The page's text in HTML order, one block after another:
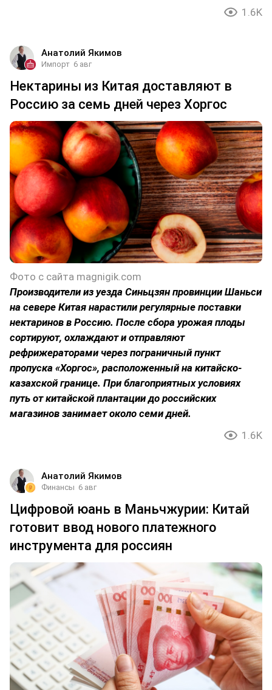
1.6K
Анатолий Якимов
Импорт 6 авг
Нектарины из Китая доставляют в
Россию за семь дней через Хоргос
Фото с сайта magnigik.com
Производители из уезда Синьцзян провинции Шаньси
на севере Китая нарастили регулярные поставки
нектаринов в Россию. После сбора урожая плоды
сортируют, охлаждают и отправляют
рефрижераторами через пограничный пункт
пропуска «Хоргос», расположенный на китайско-
казахской границе. При благоприятных условиях
путь от китайской плантации до российских
магазинов занимает около семи дней.
1.6K
Анатолий Якимов
Финансы 6 авг
Цифровой юань в Маньчжурии: Китай
готовит ввод нового платежного
инструмента для россиян